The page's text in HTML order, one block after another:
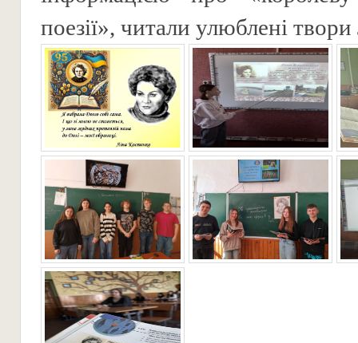
поезії», читали улюблені